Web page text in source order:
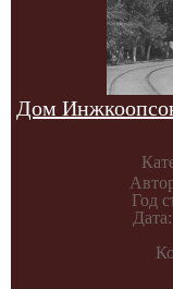
Дом
Год
Дата: